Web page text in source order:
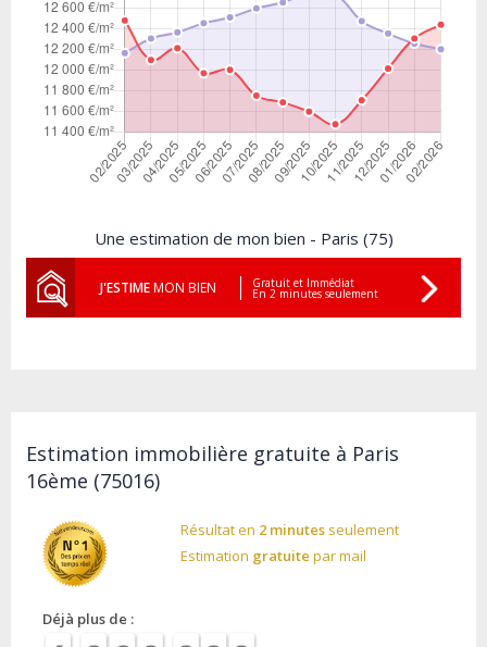
Une estimation de mon bien - Paris (75)
J'ESTIMEMON BIEN Gratuit et Immédiat
En 2 minutes seulement
Estimation immobilière gratuite à Paris
16ème (75016)
Résultat en 2 minutesseulement
Estimation gratuite par mail
Déjà plus de :